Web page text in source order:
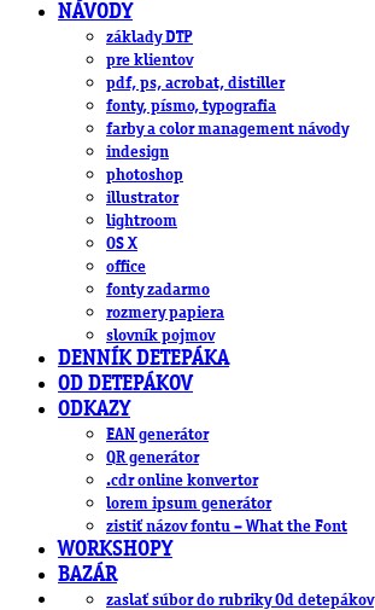
NÁVODY
základy DTP
pre klientov
pdf, ps, acrobat, distiller
fonty, písmo, typografia
farby a color management návody
indesign
photoshop
illustrator
lightroom
OS X
office
fonty zadarmo
rozmery papiera
slovník pojmov
DENNÍK DETEPÁKA
OD DETEPÁKOV
ODKAZY
EAN generátor
QR generátor
.cdr online konvertor
lorem ipsum generátor
zistiť názov fontu – What the Font
WORKSHOPY
BAZÁR
zaslať súbor do rubriky Od detepákov